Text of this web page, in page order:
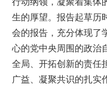
生的厚望。报告起草历
会的报告，充分体现了
心的党中央周围的政治
全局、开拓创新的责任
广益、凝聚共识的扎实